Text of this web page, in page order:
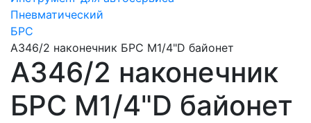
Пневматический
БРС
A346/2 наконечник БРС М1/4"D байонет
A346/2 наконечник
БРС М1/4"D байонет